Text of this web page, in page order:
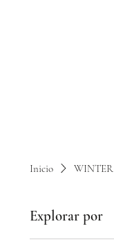
Inicio
Explorar por